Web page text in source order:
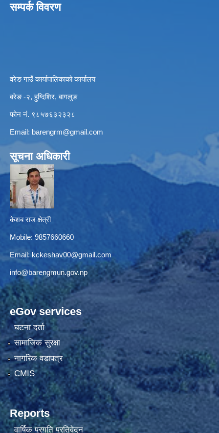
सम्पर्क विवरण
वरेङ गाउँ कार्यापालिकाको कार्यालय
बरेङ -२, हुग्दिशिर, बागलुङ
फोन नं. ९८५७६३२३२८
Email: barengrm@gmail.com
सूचना अधिकारी
केशब राज क्षेत्री
Mobile: 9857660660
Email: kckeshav00@gmail.com
info@barengmun.gov.np
eGov services
घटना दर्ता
सामाजिक सुरक्षा
नागरिक वडापत्र
CMIS
Reports
वार्षिक प्रगति प्रतिवेदन